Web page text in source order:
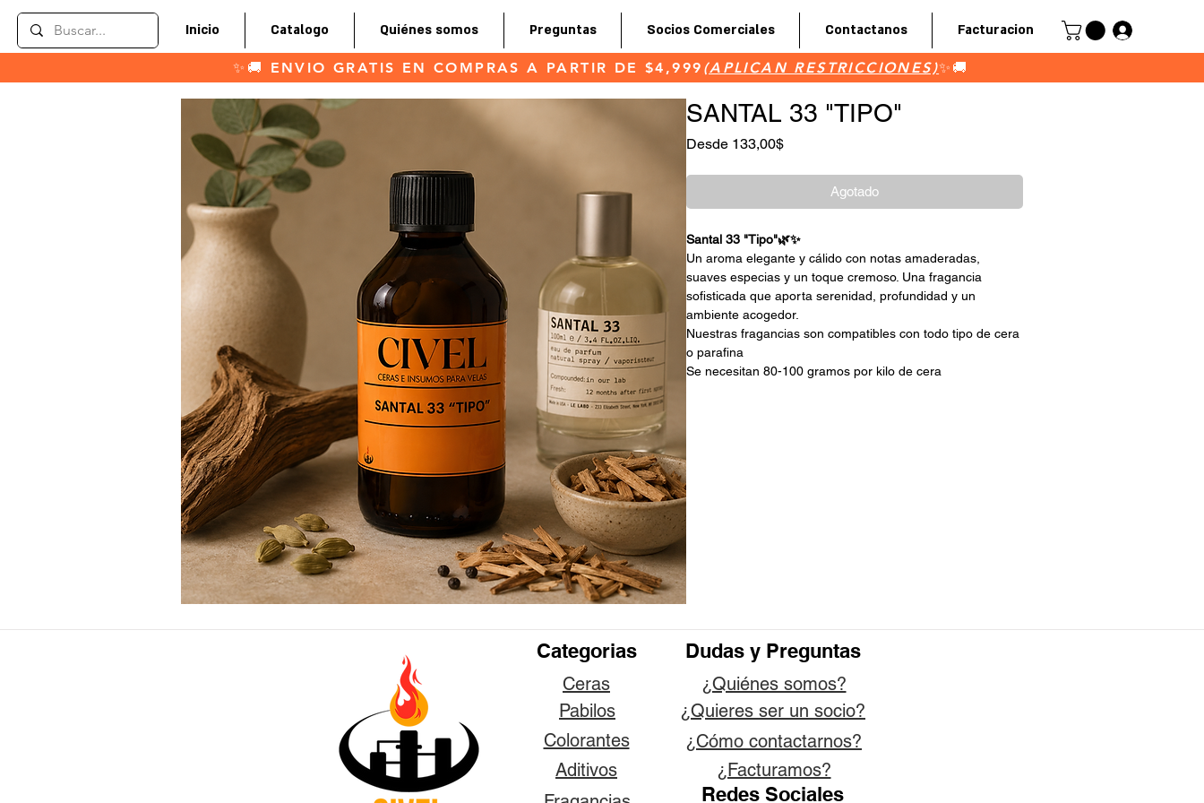
Inicio Catalogo Quiénes somos Preguntas Socios Comerciales Contactanos Facturacion
✨🚚 ENVIO GRATIS EN COMPRAS A PARTIR DE $4,999 (APLICAN RESTRICCIONES)✨🚚
(APLICAN RESTRICCIONES)
SANTAL 33 "TIPO"
Desde 133,00$Precio de oferta
Agotado
Santal 33 "Tipo"🌿✨
Un aroma elegante y cálido con notas amaderadas,
suaves especias y un toque cremoso. Una fragancia
sofisticada que aporta serenidad, profundidad y un
ambiente acogedor.
Nuestras fragancias son compatibles con todo tipo de cera
o parafina
Se necesitan 80-100 gramos por kilo de cera
Categorias Dudas y Preguntas
Ceras
Pabilos
Colorantes
Aditivos
¿Quiénes somos?
¿Quieres ser un socio?
¿Cómo contactarnos?
¿Facturamos?
Redes Sociales